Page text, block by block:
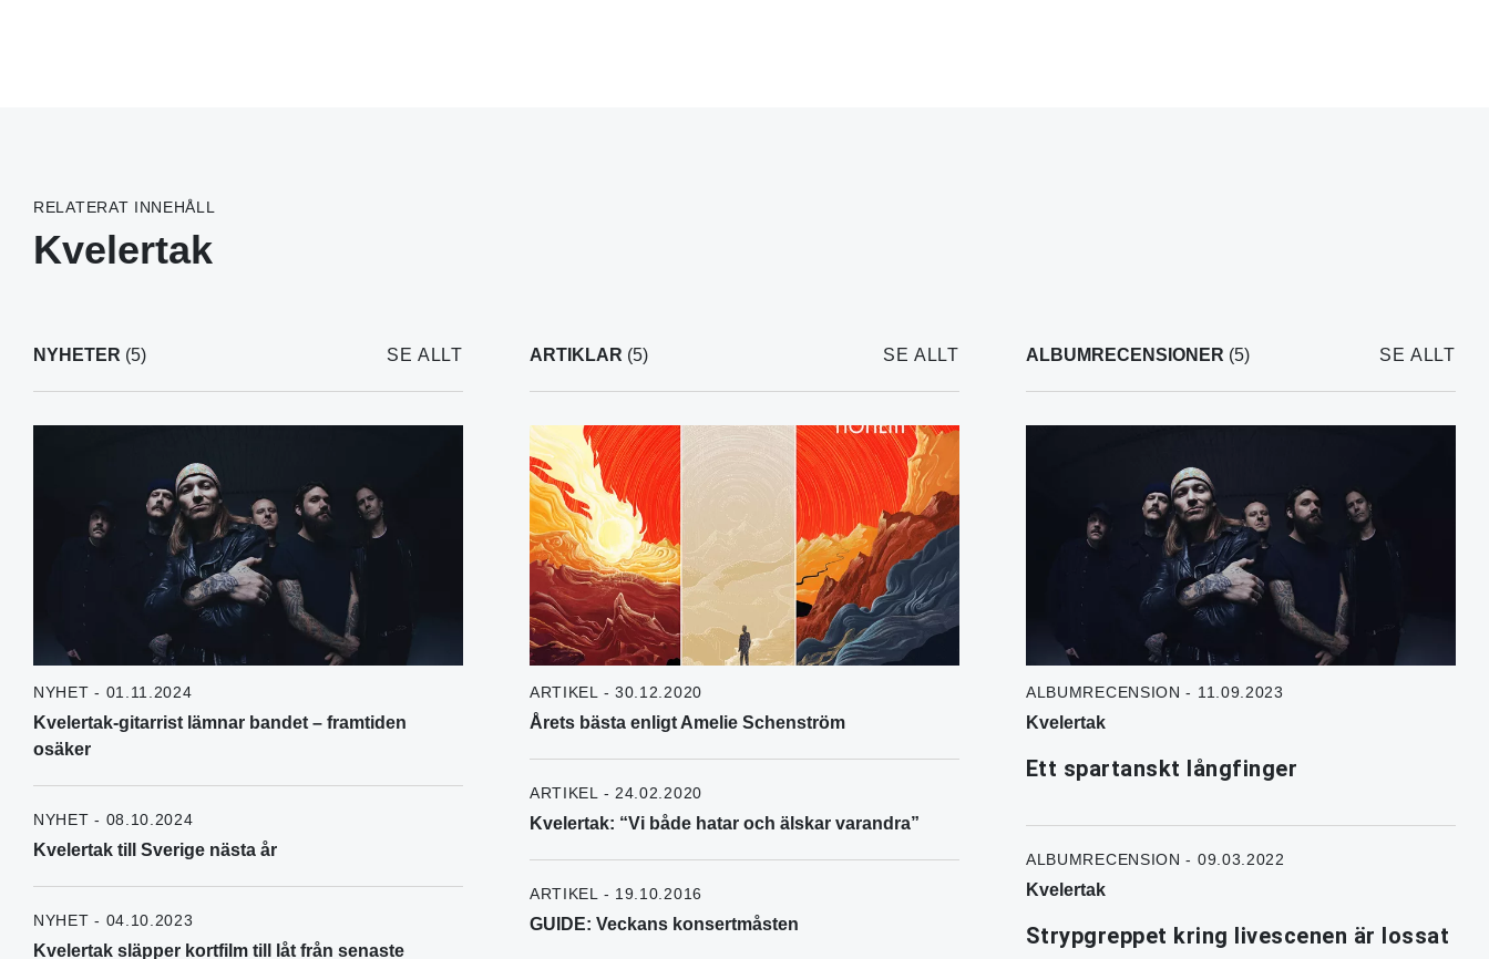
RELATERAT INNEHÅLL
Kvelertak
NYHETER (5) SE ALLT
NYHET - 01.11.2024
Kvelertak-gitarrist lämnar bandet – framtiden
osäker
NYHET - 08.10.2024
Kvelertak till Sverige nästa år
NYHET - 04.10.2023
Kvelertak släpper kortfilm till låt från senaste
ARTIKLAR (5) SE ALLT
ARTIKEL - 30.12.2020
Årets bästa enligt Amelie Schenström
ARTIKEL - 24.02.2020
Kvelertak: “Vi både hatar och älskar varandra”
ARTIKEL - 19.10.2016
GUIDE: Veckans konsertmåsten
ALBUMRECENSIONER (5) SE ALLT
ALBUMRECENSION - 11.09.2023
Kvelertak
Ett spartanskt långfinger
ALBUMRECENSION - 09.03.2022
Kvelertak
Strypgreppet kring livescenen är lossat